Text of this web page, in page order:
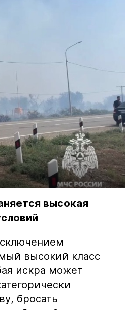
высокая
высокий класс
искра может
бросать